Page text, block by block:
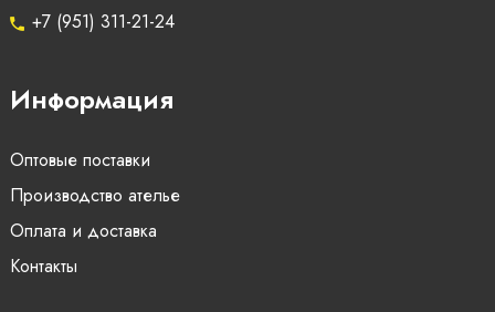
+7 (951) 311-21-24
Информация
Оптовые поставки
Производство ателье
Оплата и доставка
Контакты